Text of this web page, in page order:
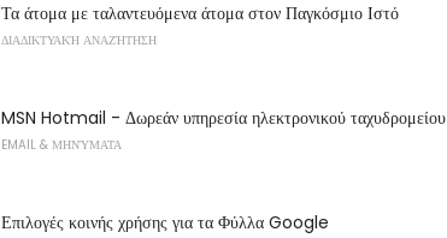
Τα άτομα με ταλαντευόμενα άτομα στον Παγκόσμιο Ιστό
ΔΙΑΔΙΚΤΥΑΚΉ ΑΝΑΖΉΤΗΣΗ
MSN Hotmail - Δωρεάν υπηρεσία ηλεκτρονικού ταχυδρομείου
EMAIL & ΜΗΝΎΜΑΤΑ
Επιλογές κοινής χρήσης για τα Φύλλα Google